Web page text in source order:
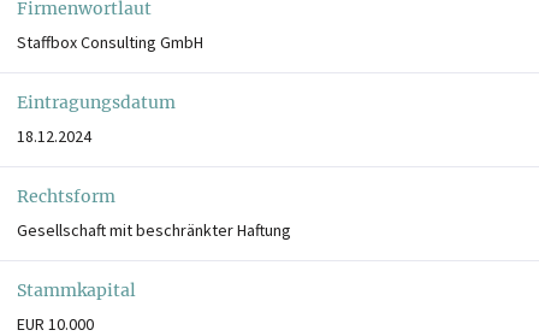
Firmenwortlaut
Staffbox Consulting GmbH
Eintragungsdatum
18.12.2024
Rechtsform
Gesellschaft mit beschränkter Haftung
Stammkapital
EUR 10.000